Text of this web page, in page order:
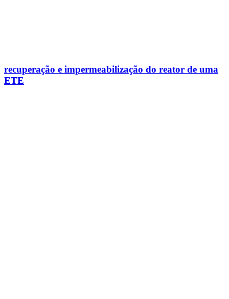
recuperação e impermeabilização do reator de uma
ETE